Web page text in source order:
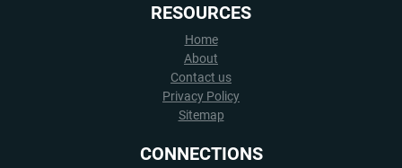
RESOURCES
Home
About
Contact us
Privacy Policy
Sitemap
CONNECTIONS